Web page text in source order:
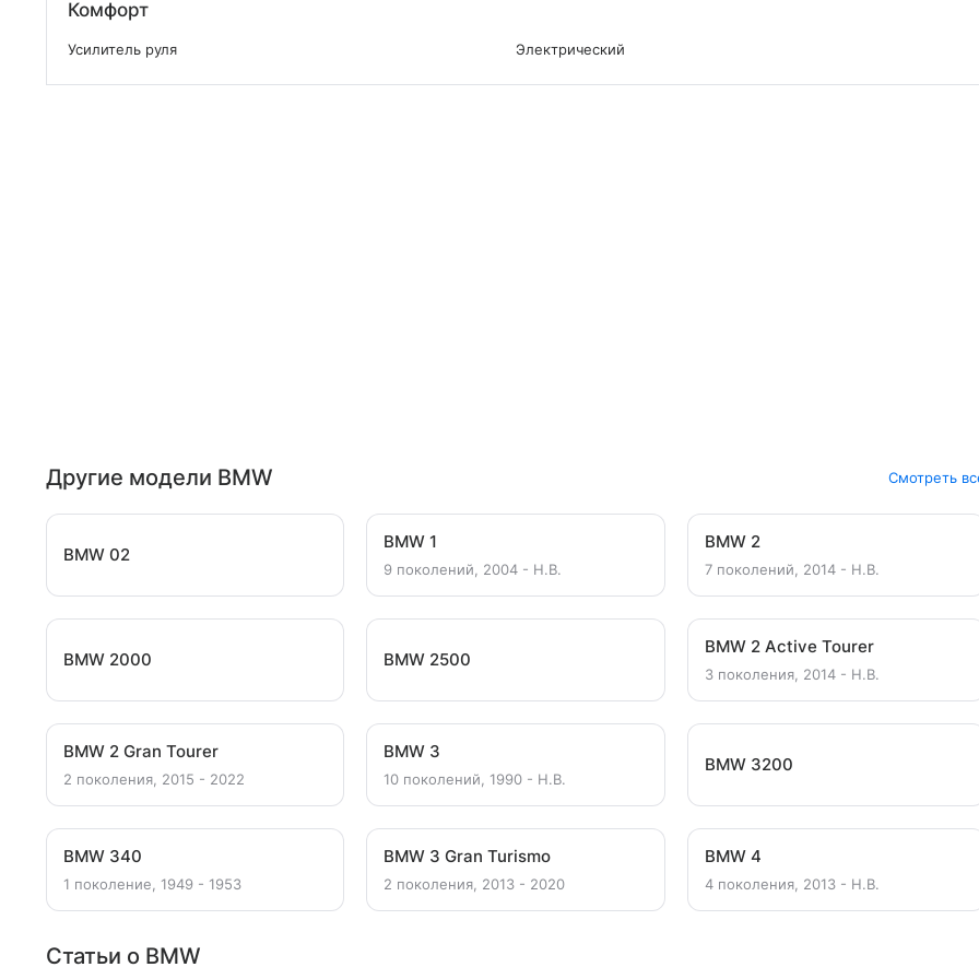
Комфорт
Усилитель руля Электрический
Другие модели BMW Смотреть
BMW 02
BMW 1
9 поколений, 2004 - Н.В.
BMW 2
7 поколений, 2014 - Н.В.
BMW 2000 BMW 2500
BMW 2 Active Tourer
3 поколения, 2014 - Н.В.
BMW 2 Gran Tourer
2 поколения, 2015 - 2022
BMW 3
10 поколений, 1990 - Н.В.
BMW 3200
BMW 340
1 поколение, 1949 - 1953
BMW 3 Gran Turismo
2 поколения, 2013 - 2020
BMW 4
4 поколения, 2013 - Н.В.
Статьи о BMW